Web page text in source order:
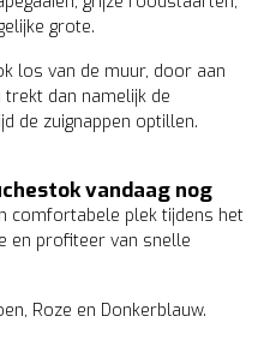
grote.
los van de muur, door aan
dan namelijk de
de zuignappen optillen.
vandaag nog
comfortabele plek tijdens het
en profiteer van snelle
Roze en Donkerblauw.